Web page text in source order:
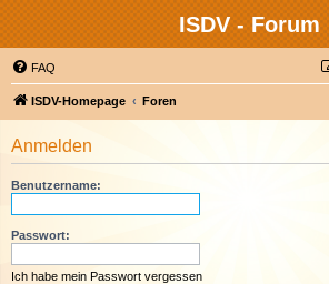
ISDV - Forum
FAQ
ISDV-Homepage Foren
Anmelden
Benutzername:
Passwort:
Ich habe mein Passwort vergessen